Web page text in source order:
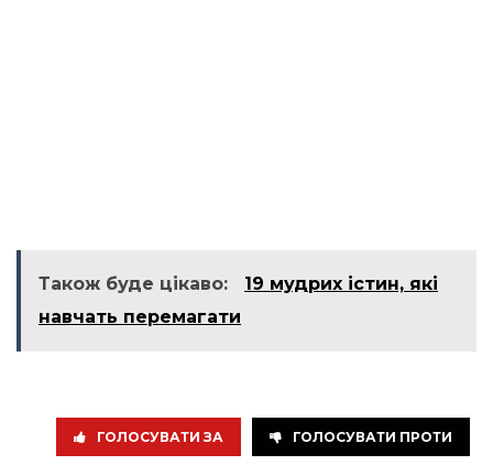
Також буде цікаво:
19 мудрих істин, які
навчать перемагати
ГОЛОСУВАТИ ЗА ГОЛОСУВАТИ ПРОТИ